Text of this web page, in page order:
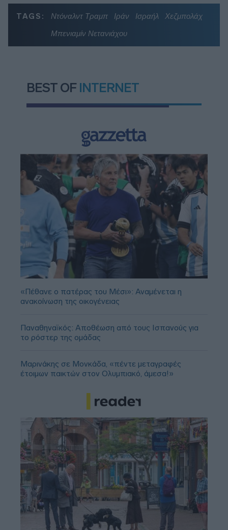
TAGS: Ντόναλντ Τραμπ Ιράν Ισραήλ
Χεζμπολάχ
Μπενιαμίν Νετανιάχου
BEST OF INTERNET
«Πέθανε ο πατέρας του Μέσι»: Αναμένεται η
ανακοίνωση της οικογένειας
Παναθηναϊκός: Αποθέωση από τους Ισπανούς για
το ρόστερ της ομάδας
Μαρινάκης σε Μονκάδα, «πέντε μεταγραφές
έτοιμων παικτών στον Ολυμπιακό, άμεσα!»